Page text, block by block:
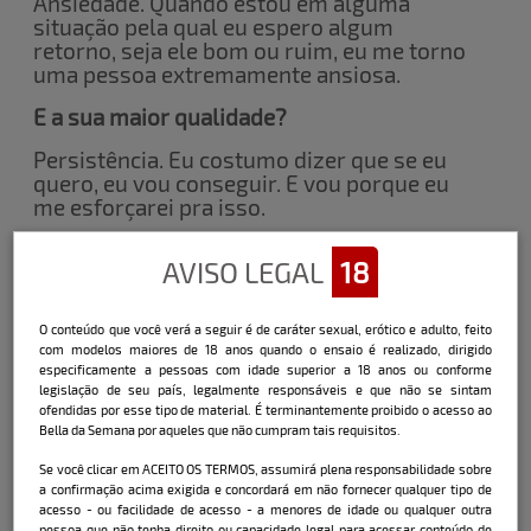
situação pela qual eu espero algum
retorno, seja ele bom ou ruim, eu me torno
uma pessoa extremamente ansiosa.
E a sua maior qualidade?
Persistência. Eu costumo dizer que se eu
quero, eu vou conseguir. E vou porque eu
me esforçarei pra isso.
Nos homens, que tipo de comportamento
qualquer ser humano, mas os homens
precisam respeitar mais as mulheres.
Merecemos ser tratadas com carinho,
respeito e cavalheirismo.
que você não resiste?
Beijam meus pés, meu pescoço..
AVISO LEGAL 18
O conteúdo que você verá a seguir é de caráter sexual, erótico e adulto, feito
com modelos maiores de 18 anos quando o ensaio é realizado, dirigido
especificamente a pessoas com idade superior a 18 anos ou conforme
legislação de seu país, legalmente responsáveis e que não se sintam
ofendidas por esse tipo de material. É terminantemente proibido o acesso ao
Bella da Semana por aqueles que não cumpram tais requisitos.
Se você clicar em ACEITO OS TERMOS, assumirá plena responsabilidade sobre
a confirmação acima exigida e concordará em não fornecer qualquer tipo de
acesso - ou facilidade de acesso - a menores de idade ou qualquer outra